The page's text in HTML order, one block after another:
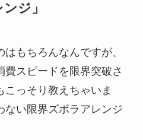
ジ」
もちろんなんですが、
費スピードを限界突破さ
っそり教えちゃいま
ない限界ズボラアレンジ